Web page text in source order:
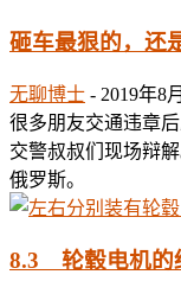
砸车最狠的，还
无聊博士 - 2019年8
很多朋友交通违章
交警叔叔们现场辩
俄罗斯。
8.3 轮毂电机的